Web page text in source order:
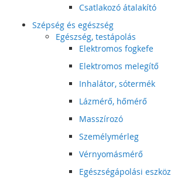
Csatlakozó átalakító
Szépség és egészség
Egészség, testápolás
Elektromos fogkefe
Elektromos melegítő
Inhalátor, sótermék
Lázmérő, hőmérő
Masszírozó
Személymérleg
Vérnyomásmérő
Egészségápolási eszköz